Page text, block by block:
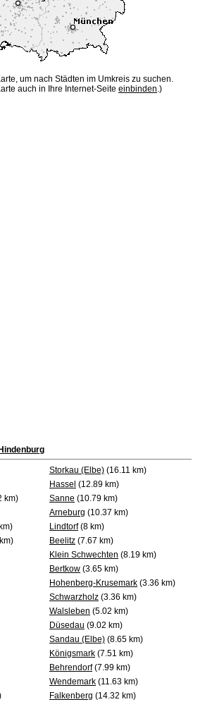
um nach Städten im Umkreis zu suchen.
auch in Ihre Internet-Seite einbinden.)
Hindenburg
Storkau (Elbe) (16.11 km)
Hassel (12.89 km)
km) Sanne (10.79 km)
Arneburg (10.37 km)
Lindtorf(8 km)
Beelitz (7.67 km)
Klein Schwechten (8.19 km)
Bertkow (3.65 km)
Hohenberg-Krusemark (3.36 km)
Schwarzholz (3.36 km)
Walsleben (5.02 km)
Düsedau (9.02 km)
Sandau (Elbe) (8.65 km)
Königsmark (7.51 km)
Behrendorf(7.99 km)
Wendemark (11.63 km)
Falkenberg (14.32 km)